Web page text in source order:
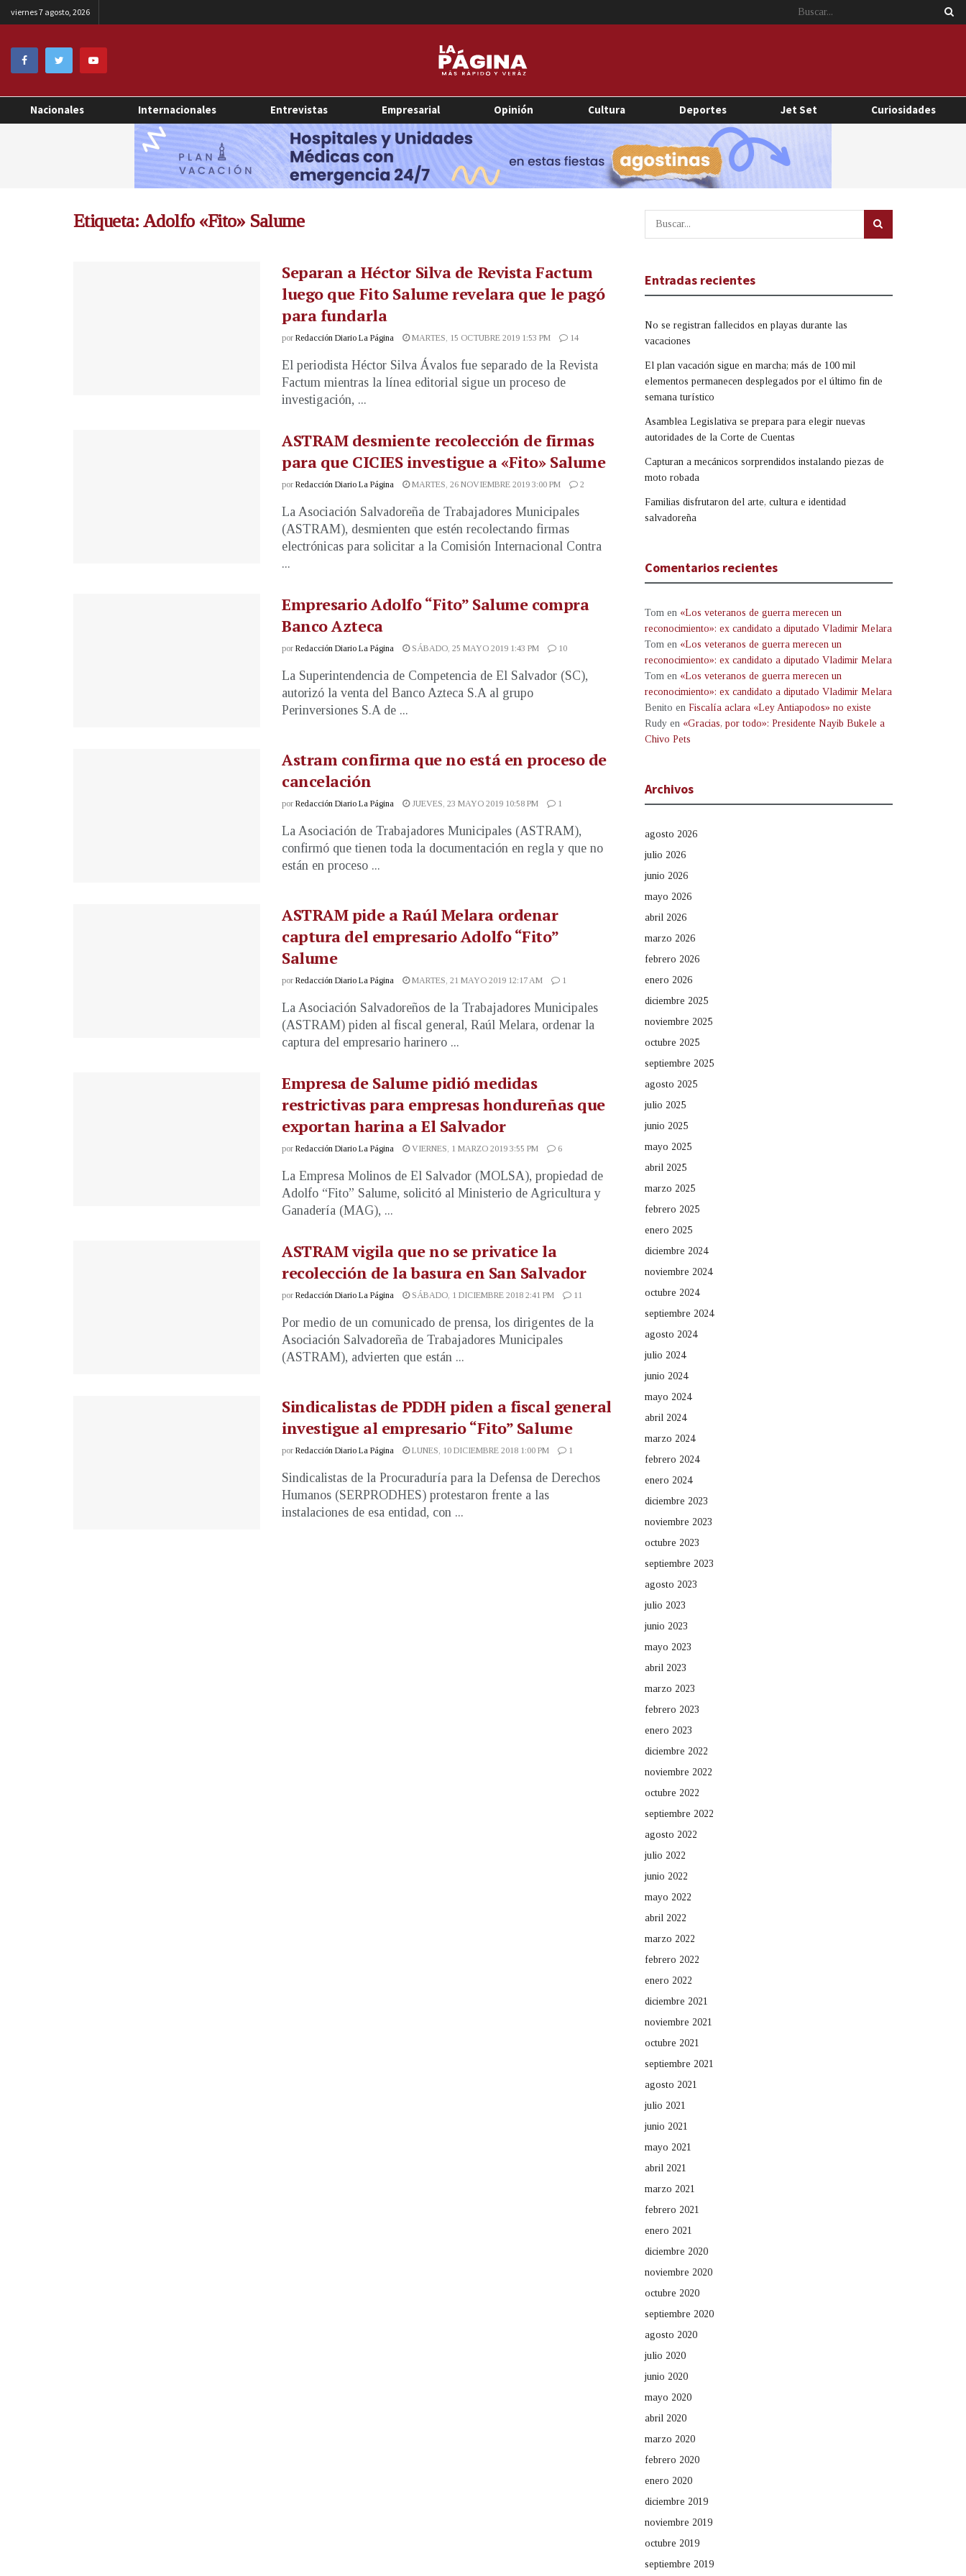
viernes 7 agosto, 2026
Nacionales Internacionales Entrevistas Empresarial Opinión Cultura Deportes Jet Set Curiosidades
Etiqueta: Adolfo «Fito» Salume
Separan a Héctor Silva de Revista Factum
luego que Fito Salume revelara que le pagó
para fundarla
por Redacción Diario La Página MARTES, 15 OCTUBRE 2019 1:53 PM 14
El periodista Héctor Silva Ávalos fue separado de la Revista
Factum mientras la línea editorial sigue un proceso de
investigación, ...
ASTRAM desmiente recolección de firmas
para que CICIES investigue a «Fito» Salume
por Redacción Diario La Página MARTES, 26 NOVIEMBRE 2019 3:00 PM 2
La Asociación Salvadoreña de Trabajadores Municipales
(ASTRAM), desmienten que estén recolectando firmas
electrónicas para solicitar a la Comisión Internacional Contra
...
Empresario Adolfo “Fito” Salume compra
Banco Azteca
por Redacción Diario La Página SÁBADO, 25 MAYO 2019 1:43 PM 10
La Superintendencia de Competencia de El Salvador (SC),
autorizó la venta del Banco Azteca S.A al grupo
Perinversiones S.A de ...
Astram confirma que no está en proceso de
cancelación
por Redacción Diario La Página JUEVES, 23 MAYO 2019 10:58 PM 1
La Asociación de Trabajadores Municipales (ASTRAM),
confirmó que tienen toda la documentación en regla y que no
están en proceso ...
ASTRAM pide a Raúl Melara ordenar
captura del empresario Adolfo “Fito”
Salume
por Redacción Diario La Página MARTES, 21 MAYO 2019 12:17 AM 1
La Asociación Salvadoreños de la Trabajadores Municipales
(ASTRAM) piden al fiscal general, Raúl Melara, ordenar la
captura del empresario harinero ...
Empresa de Salume pidió medidas
restrictivas para empresas hondureñas que
exportan harina a El Salvador
por Redacción Diario La Página VIERNES, 1 MARZO 2019 3:55 PM 6
La Empresa Molinos de El Salvador (MOLSA), propiedad de
Adolfo “Fito” Salume, solicitó al Ministerio de Agricultura y
Ganadería (MAG), ...
ASTRAM vigila que no se privatice la
recolección de la basura en San Salvador
por Redacción Diario La Página SÁBADO, 1 DICIEMBRE 2018 2:41 PM 11
Por medio de un comunicado de prensa, los dirigentes de la
Asociación Salvadoreña de Trabajadores Municipales
(ASTRAM), advierten que están ...
Sindicalistas de PDDH piden a fiscal general
investigue al empresario “Fito” Salume
por Redacción Diario La Página LUNES, 10 DICIEMBRE 2018 1:00 PM 1
Sindicalistas de la Procuraduría para la Defensa de Derechos
Humanos (SERPRODHES) protestaron frente a las
instalaciones de esa entidad, con ...
Entradas recientes
No se registran fallecidos en playas durante las
vacaciones
El plan vacación sigue en marcha; más de 100 mil
elementos permanecen desplegados por el último fin de
semana turístico
Asamblea Legislativa se prepara para elegir nuevas
autoridades de la Corte de Cuentas
Capturan a mecánicos sorprendidos instalando piezas de
moto robada
Familias disfrutaron del arte, cultura e identidad
salvadoreña
Comentarios recientes
Tom en «Los veteranos de guerra merecen un
reconocimiento»: ex candidato a diputado Vladimir Melara
Tom en «Los veteranos de guerra merecen un
reconocimiento»: ex candidato a diputado Vladimir Melara
Tom en «Los veteranos de guerra merecen un
reconocimiento»: ex candidato a diputado Vladimir Melara
Benito en Fiscalía aclara «Ley Antiapodos» no existe
Rudy en «Gracias, por todo»: Presidente Nayib Bukele a
Chivo Pets
Archivos
agosto 2026
julio 2026
junio 2026
mayo 2026
abril 2026
marzo 2026
febrero 2026
enero 2026
diciembre 2025
noviembre 2025
octubre 2025
septiembre 2025
agosto 2025
julio 2025
junio 2025
mayo 2025
abril 2025
marzo 2025
febrero 2025
enero 2025
diciembre 2024
noviembre 2024
octubre 2024
septiembre 2024
agosto 2024
julio 2024
junio 2024
mayo 2024
abril 2024
marzo 2024
febrero 2024
enero 2024
diciembre 2023
noviembre 2023
octubre 2023
septiembre 2023
agosto 2023
julio 2023
junio 2023
mayo 2023
abril 2023
marzo 2023
febrero 2023
enero 2023
diciembre 2022
noviembre 2022
octubre 2022
septiembre 2022
agosto 2022
julio 2022
junio 2022
mayo 2022
abril 2022
marzo 2022
febrero 2022
enero 2022
diciembre 2021
noviembre 2021
octubre 2021
septiembre 2021
agosto 2021
julio 2021
junio 2021
mayo 2021
abril 2021
marzo 2021
febrero 2021
enero 2021
diciembre 2020
noviembre 2020
octubre 2020
septiembre 2020
agosto 2020
julio 2020
junio 2020
mayo 2020
abril 2020
marzo 2020
febrero 2020
enero 2020
diciembre 2019
noviembre 2019
octubre 2019
septiembre 2019